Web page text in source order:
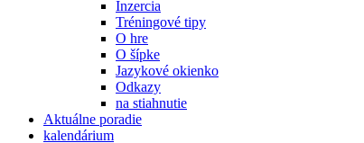
Inzercia
Tréningové tipy
O hre
O šípke
Jazykové okienko
Odkazy
na stiahnutie
Aktuálne poradie
kalendárium